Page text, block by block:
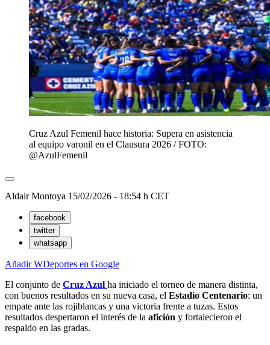
Cruz Azul Femenil hace historia: Supera en asistencia
al equipo varonil en el Clausura 2026 / FOTO:
@AzulFemenil
Aldair Montoya 15/02/2026 - 18:54 h CET
facebook
twitter
whatsapp
Añadir WDeportes en Google
El conjunto de Cruz Azul ha iniciado el torneo de manera distinta,
con buenos resultados en su nueva casa, el Estadio Centenario: un
empate ante las rojiblancas y una victoria frente a tuzas. Estos
resultados despertaron el interés de la afición y fortalecieron el
respaldo en las gradas.